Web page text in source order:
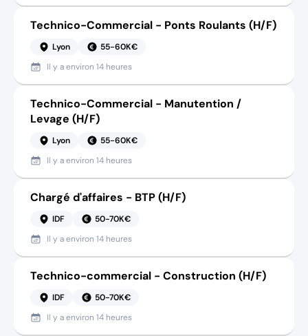
Technico-Commercial - Ponts Roulants (H/F)
Lyon
55-60K€
Il y aenviron 14 heures
Technico-Commercial - Manutention /
Levage (H/F)
Lyon
55-60K€
Il y aenviron 14 heures
Chargé d'affaires - BTP (H/F)
IDF
50-70K€
Il y aenviron 14 heures
Technico-commercial - Construction (H/F)
IDF
50-70K€
Il y aenviron 14 heures